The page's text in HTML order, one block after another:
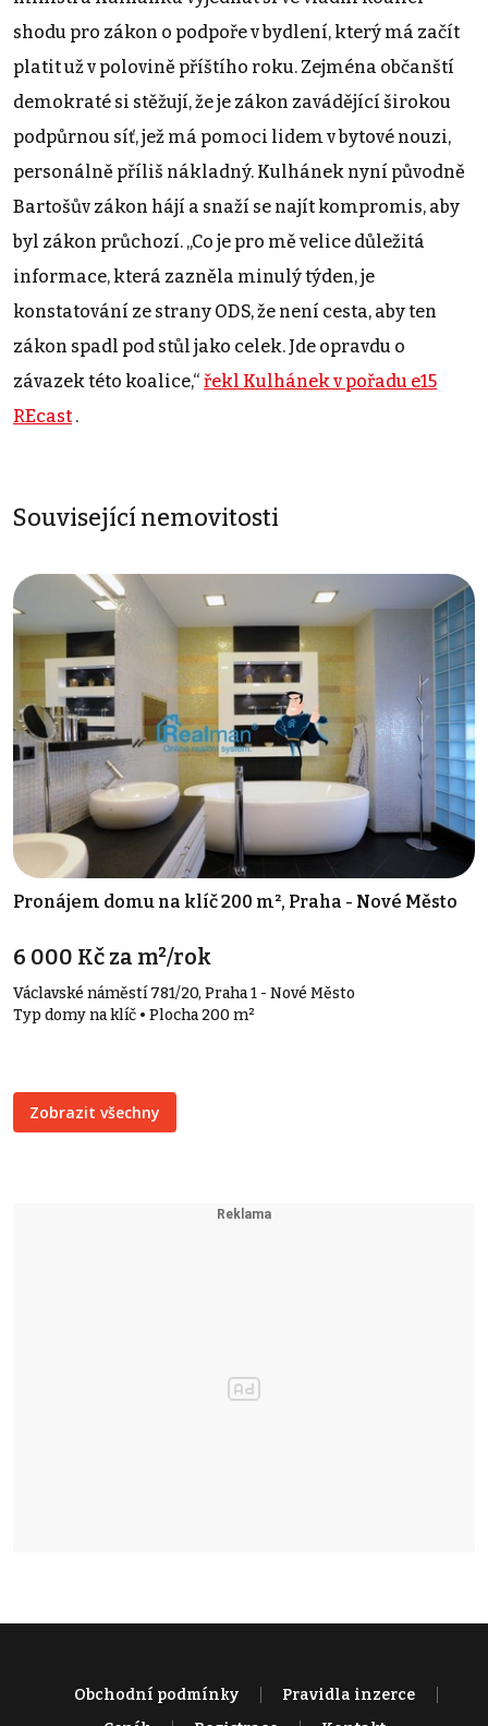
shodu pro zákon o podpoře v bydlení, který má začít
platit už v polovině příštího roku. Zejména občanští
demokraté si stěžují, že je zákon zavádějící širokou
podpůrnou síť, jež má pomoci lidem v bytové nouzi,
personálně příliš nákladný. Kulhánek nyní původně
Bartošův zákon hájí a snaží se najít kompromis, aby
byl zákon průchozí. „Co je pro mě velice důležitá
informace, která zazněla minulý týden, je
konstatování ze strany ODS, že není cesta, aby ten
zákon spadl pod stůl jako celek. Jde opravdu o
závazek této koalice,“ řekl Kulhánek v pořadu e15
REcast .
Související nemovitosti
Pronájem domu na klíč 200 m², Praha - Nové Město
6 000 Kč za m²/rok
Václavské náměstí 781/20, Praha 1 - Nové Město
Typ domy na klíč • Plocha 200 m²
Zobrazit všechny
Obchodní podmínky
Pravidla inzerce